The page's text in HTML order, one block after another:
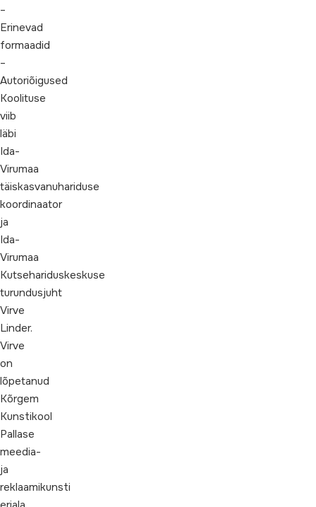
–
Erinevad
formaadid
–
Autoriõigused
Koolituse
viib
läbi
Ida-
Virumaa
täiskasvanuhariduse
koordinaator
ja
Ida-
Virumaa
Kutsehariduskeskuse
turundusjuht
Virve
Linder.
Virve
on
lõpetanud
Kõrgem
Kunstikool
Pallase
meedia-
ja
reklaamikunsti